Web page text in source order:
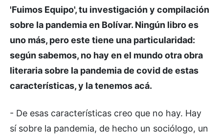
'Fuimos Equipo', tu investigación y compilación
sobre la pandemia en Bolívar. Ningún libro es
uno más, pero este tiene una particularidad:
según sabemos, no hay en el mundo otra obra
literaria sobre la pandemia de covid de estas
características, y la tenemos acá.
- De esas características creo que no hay. Hay
sí sobre la pandemia, de hecho un sociólogo, un